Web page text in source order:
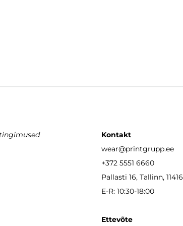
Kontakt
wear@printgrupp.ee
+372 5551 6660
Pallasti 16, Tallinn, 11416
E-R: 10:30-18:00
Ettevõte